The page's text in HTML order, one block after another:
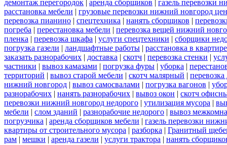
демонтаж перегородок | аренда сборщиков | газель перевозки
расстановка мебели | грузовые перевозки нижний новгород
перевозка пианино | спецтехника | нанять сборщиков |
погреба | перестановка мебели | перевозка вещей нижний
пленка | перевозка шкафа | услуги спецтехники | сборщики
погрузка газели | ландшафтные работы | расстановка в квартире
заказать разнорабочих | доставка | скотч | перевозка стенки |
частники | вывоз камазами | погрузка фуры | уборка |
территорий | вывоз старой мебели | скотч малярный |
нижний новгород | вывоз самосвалами | погрузка вагонов |
разнорабочих | нанять разнорабочих | вывоз окон | скотч
перевозки нижний новгород недорого | утилизация мусора |
мебели | слом зданий | разнорабочие недорого | вывоз
погрузчика | аренда сборщиков мебели | газель перевозки
квартиры от строительного мусора | разборка | Гранитный
рам | мешки | аренда газели | услуги трактора | нанять